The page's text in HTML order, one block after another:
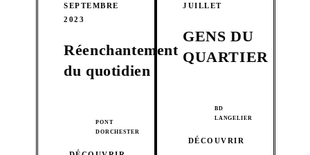
SEPTEMBRE
2023
Réenchantement
du quotidien
PONT
DORCHESTER
JUILLET
GENS DU
QUARTIER
BD
LANGELIER
DÉCOUVRIR